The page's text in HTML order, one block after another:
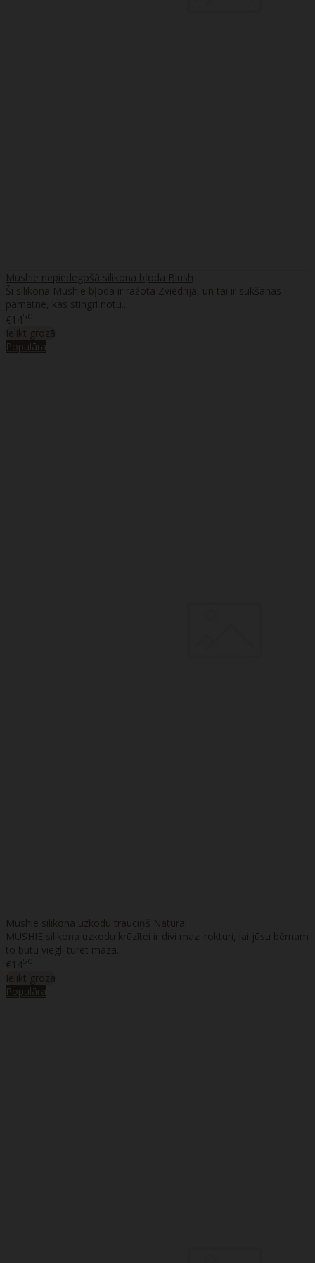
Mushie nepiedegošā silikona bļoda Blush
Šī silikona Mushie bļoda ir ražota Zviedrijā, un tai ir sūkšanas
pamatne, kas stingri notu..
€1450
Ielikt grozā
Populāra
Mushie silikona uzkodu trauciņš Natural
MUSHIE silikona uzkodu krūzītei ir divi mazi rokturi, lai jūsu bērnam
to būtu viegli turēt maza..
€1450
Ielikt grozā
Populāra